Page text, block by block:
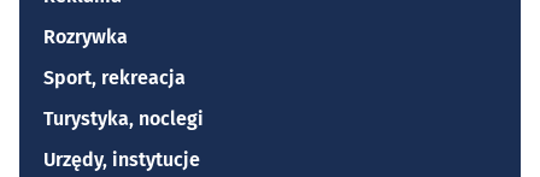
Rozrywka
Sport, rekreacja
Turystyka, noclegi
Urzędy, instytucje